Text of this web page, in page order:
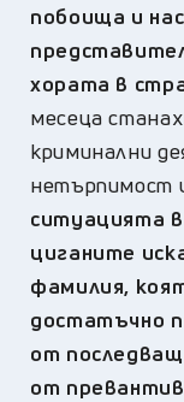
побоища и
хората в
месеца
криминални
нетърпимост
ситуацията
циганите
фамилия,
достатъчно
от
от